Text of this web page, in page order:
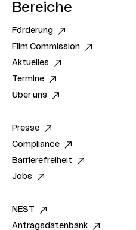
Bereiche
Förderung
Film Commission
Aktuelles
Termine
Über uns
Presse
Compliance
Barrierefreiheit
Jobs
NEST
Antragsdatenbank